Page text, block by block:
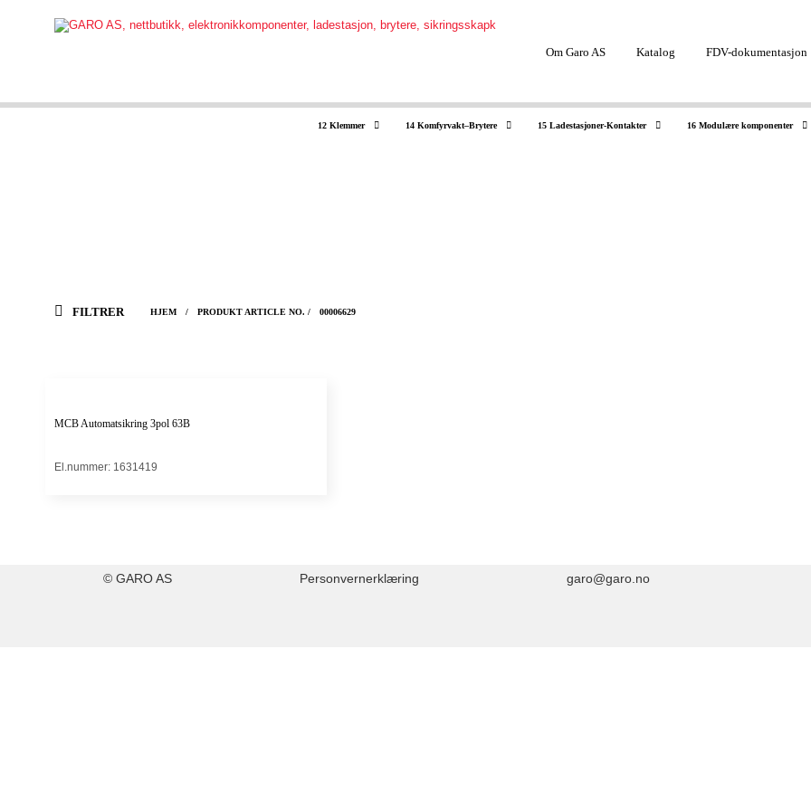
12 Klemmer 14 Komfyrvakt–Brytere 15 Ladestasjoner-Kontakter 16 Modulære komponenter
Om Garo AS Katalog FDV-dokumentasjon
FILTRER HJEM / PRODUKT ARTICLE NO. / 00006629
MCB Automatsikring 3pol 63B
El.nummer: 1631419
© GARO AS Personvernerklæring garo@garo.no